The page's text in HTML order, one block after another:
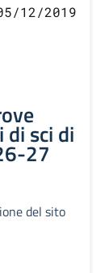
12/2019
sci di
27
del sito